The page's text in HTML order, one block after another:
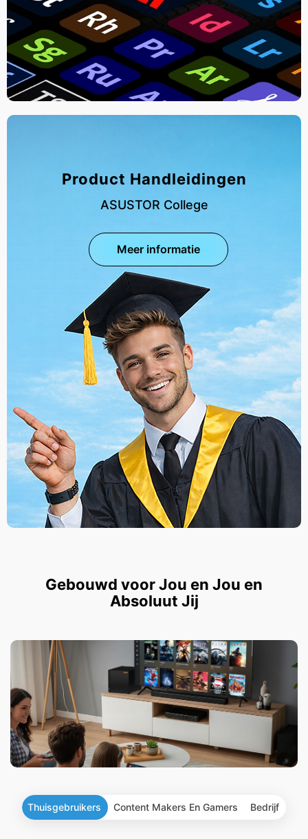
Product Handleidingen
ASUSTOR College
Meer informatie
Gebouwd voor Jou en Jou en
Absoluut Jij
Thuisgebruikers Content Makers En Gamers Bedrijf